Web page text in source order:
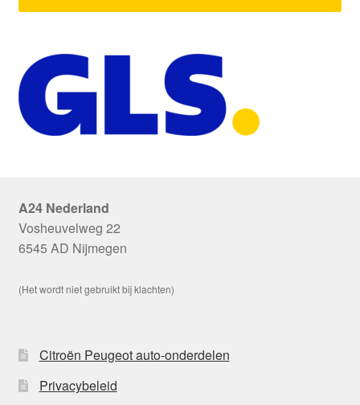
A24 Nederland
Vosheuvelweg 22
6545 AD Nijmegen
(Het wordt niet gebruikt bij klachten)
Citroën Peugeot auto-onderdelen
Privacybeleid